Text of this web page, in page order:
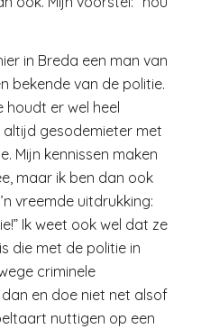
in Breda een man van
bekende van de politie.
houdt er wel heel
altijd gesodemieter met
Mijn kennissen maken
maar ik ben dan ook
vreemde uitdrukking:
Ik weet ook wel dat ze
die met de politie in
criminele
en doe niet net alsof
nuttigen op een